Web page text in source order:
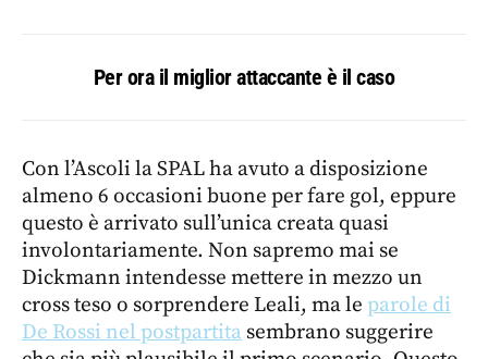
Per ora il miglior attaccante è il caso
Con l’Ascoli la SPAL ha avuto a disposizione
almeno 6 occasioni buone per fare gol, eppure
questo è arrivato sull’unica creata quasi
involontariamente. Non sapremo mai se
Dickmann intendesse mettere in mezzo un
cross teso o sorprendere Leali, ma le parole di
De Rossi nel postpartita sembrano suggerire